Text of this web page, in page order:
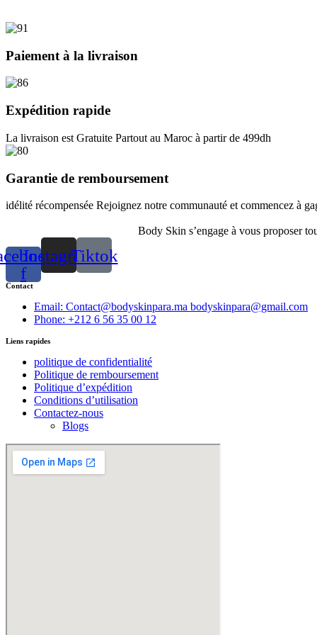
Paiement à la livraison
Expédition rapide
La livraison est Gratuite Partout au Maroc à partir de 499dh
Garantie de remboursement
idélité récompensée Rejoignez notre communauté et commencez à
Body Skin s’engage à vous proposer
f
InstagramTiktok
Contact
Email: Contact@bodyskinpara.ma bodyskinpara@gmail.com
Phone: +212 6 56 35 00 12
Liens rapides
politique de confidentialité
Politique de remboursement
Politique d’expédition
Conditions d’utilisation
Contactez-nous
Blogs